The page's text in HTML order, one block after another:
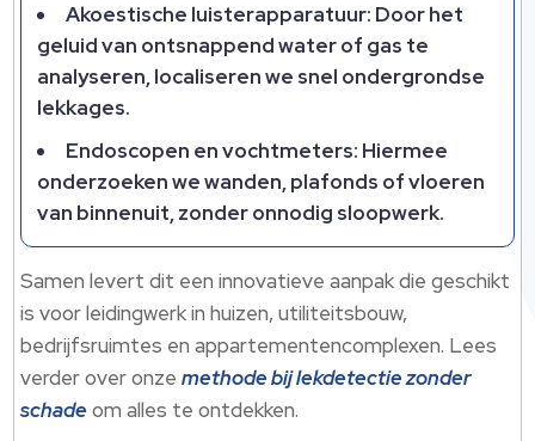
Akoestische luisterapparatuur: Door het
geluid van ontsnappend water of gas te
analyseren, localiseren we snel ondergrondse
lekkages.​
Endoscopen en vochtmeters: Hiermee
onderzoeken we wanden, plafonds of vloeren
van binnenuit, zonder onnodig sloopwerk.​
Samen levert dit een innovatieve aanpak die geschikt
is voor leidingwerk in huizen, utiliteitsbouw,
bedrijfsruimtes en appartementencomplexen.​ Lees
verder over onzemethode bij lekdetectie zonder
schade om alles te ontdekken.​